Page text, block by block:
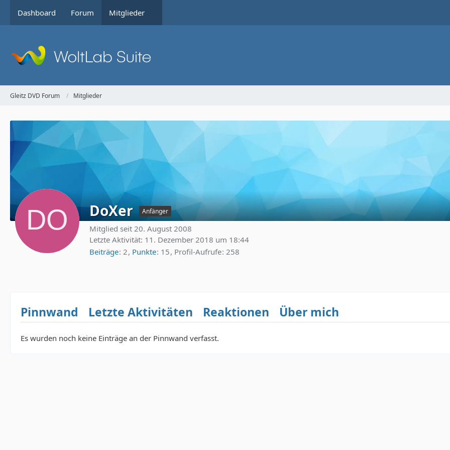
Dashboard Forum Mitglieder
Gleitz DVD Forum Mitglieder
DoXer Anfänger
Mitglied seit 20. August 2008
Letzte Aktivität: 11. Dezember 2018 um 18:44
Beiträge 2 Punkte 15 Profil-Aufrufe 258
Pinnwand Letzte Aktivitäten Reaktionen Über mich
Es wurden noch keine Einträge an der Pinnwand verfasst.